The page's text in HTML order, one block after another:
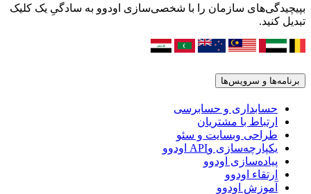
بپیچیدگی‌های سازمان را با شخصی‌سازی اودوو به سادگیِ یک کلیک
تبدیل کنید.
برنامه‌ها و سرویس‌ها
حسابداری و حسابرسی
ارتباط با مشتریان
طراحی وبسایت و سئو
یکپارچه‌سازی وAPI اودوو
پیاده‌سازی اودوو
ارتقاء اودوو
آموزش اودوو